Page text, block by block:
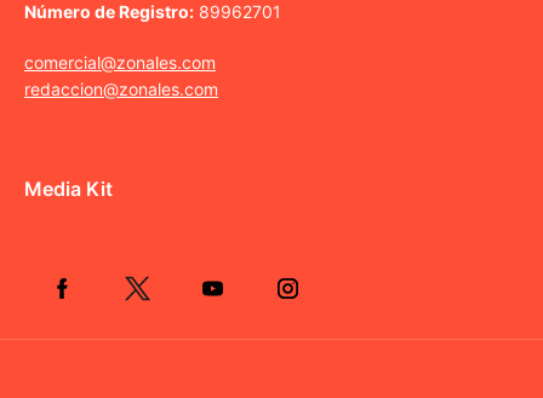
Número de Registro: 89962701
comercial@zonales.com
redaccion@zonales.com
Media Kit